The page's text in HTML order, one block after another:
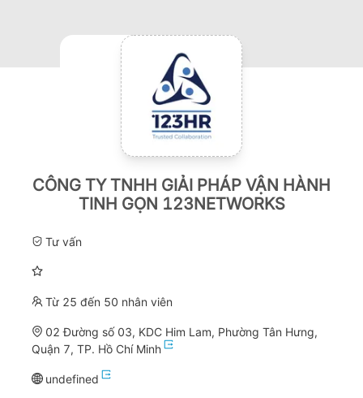
CÔNG TY TNHH GIẢI PHÁP VẬN HÀNH
TINH GỌN 123NETWORKS
Tư vấn
Từ 25 đến 50 nhân viên
02 Đường số 03, KDC Him Lam, Phường Tân Hưng,
Quận 7, TP. Hồ Chí Minh
undefined